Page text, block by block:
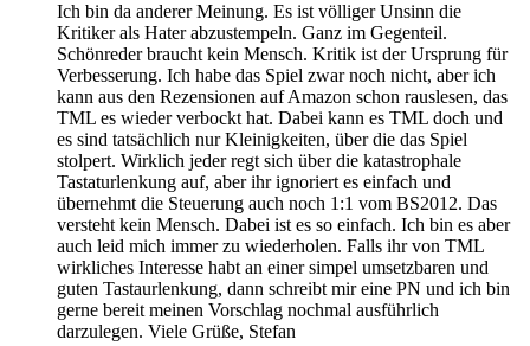
Ich bin da anderer Meinung. Es ist völliger Unsinn die
Kritiker als Hater abzustempeln. Ganz im Gegenteil.
Schönreder braucht kein Mensch. Kritik ist der Ursprung für
Verbesserung. Ich habe das Spiel zwar noch nicht, aber ich
kann aus den Rezensionen auf Amazon schon rauslesen, das
TML es wieder verbockt hat. Dabei kann es TML doch und
es sind tatsächlich nur Kleinigkeiten, über die das Spiel
stolpert. Wirklich jeder regt sich über die katastrophale
Tastaturlenkung auf, aber ihr ignoriert es einfach und
übernehmt die Steuerung auch noch 1:1 vom BS2012. Das
versteht kein Mensch. Dabei ist es so einfach. Ich bin es aber
auch leid mich immer zu wiederholen. Falls ihr von TML
wirkliches Interesse habt an einer simpel umsetzbaren und
guten Tastaurlenkung, dann schreibt mir eine PN und ich bin
gerne bereit meinen Vorschlag nochmal ausführlich
darzulegen. Viele Grüße, Stefan